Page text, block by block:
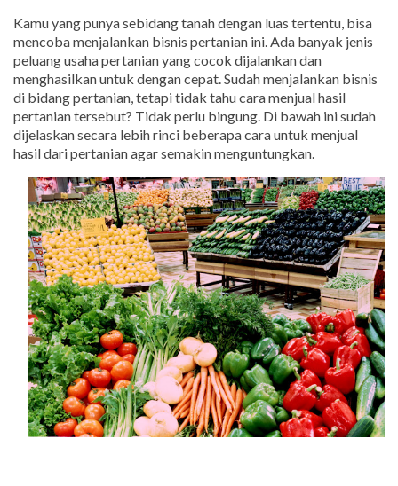
Kamu yang punya sebidang tanah dengan luas tertentu, bisa
mencoba menjalankan bisnis pertanian ini. Ada banyak jenis
peluang usaha pertanian yang cocok dijalankan dan
menghasilkan untuk dengan cepat. Sudah menjalankan bisnis
di bidang pertanian, tetapi tidak tahu cara menjual hasil
pertanian tersebut? Tidak perlu bingung. Di bawah ini sudah
dijelaskan secara lebih rinci beberapa cara untuk menjual
hasil dari pertanian agar semakin menguntungkan.